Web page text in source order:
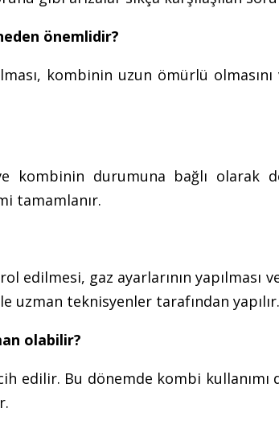
önemlidir?
kombinin uzun ömürlü olmasını
kombinin durumuna bağlı olarak
tamamlanır.
edilmesi, gaz ayarlarının yapılması
teknisyenler tarafından yapılır.
olabilir?
edilir. Bu dönemde kombi kullanımı